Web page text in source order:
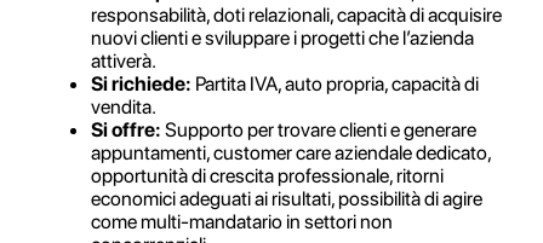
responsabilità, doti relazionali, capacità di acquisire
nuovi clienti e sviluppare i progetti che l’azienda
attiverà.
Si richiede: Partita IVA, auto propria, capacità di
vendita.
Si offre: Supporto per trovare clienti e generare
appuntamenti, customer care aziendale dedicato,
opportunità di crescita professionale, ritorni
economici adeguati ai risultati, possibilità di agire
come multi-mandatario in settori non